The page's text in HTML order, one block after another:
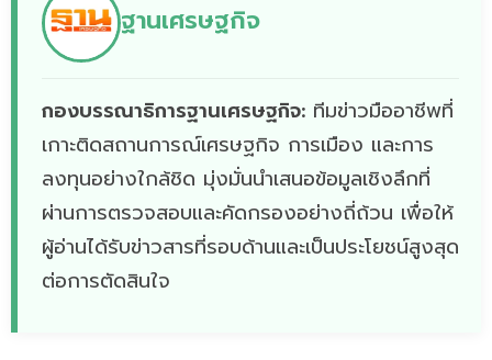
ฐานเศรษฐกิจ
กองบรรณาธิการฐานเศรษฐกิจ: ทีมข่าวมืออาชีพที่
เกาะติดสถานการณ์เศรษฐกิจ การเมือง และการ
ลงทุนอย่างใกล้ชิด มุ่งมั่นนำเสนอข้อมูลเชิงลึกที่
ผ่านการตรวจสอบและคัดกรองอย่างถี่ถ้วน เพื่อให้
ผู้อ่านได้รับข่าวสารที่รอบด้านและเป็นประโยชน์สูงสุด
ต่อการตัดสินใจ